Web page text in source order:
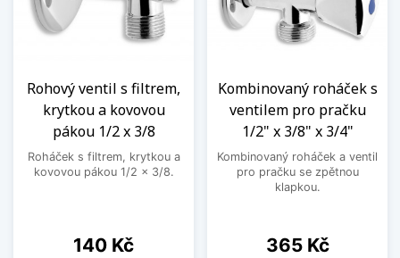
Rohový ventil s filtrem,
krytkou a kovovou
pákou 1/2 x 3/8
Roháček s filtrem, krytkou a
kovovou pákou 1/2 x 3/8.
Cena
140 Kč
Kombinovaný roháček s
ventilem pro pračku
1/2" x 3/8" x 3/4"
Kombinovaný roháček a ventil
pro pračku se zpětnou
klapkou.
Cena
365 Kč